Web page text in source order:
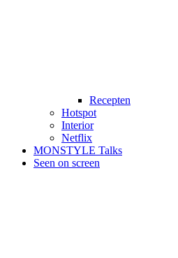
Recepten
Hotspot
Interior
Netflix
MONSTYLE Talks
Seen on screen